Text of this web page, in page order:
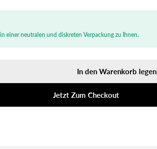
einer neutralen und diskreten Verpackung zu Ihnen.
Extra Plus Verringern
Seni Lady Extra Plus Erhöhen
In den Warenkorb legen
Jetzt Zum Checkout